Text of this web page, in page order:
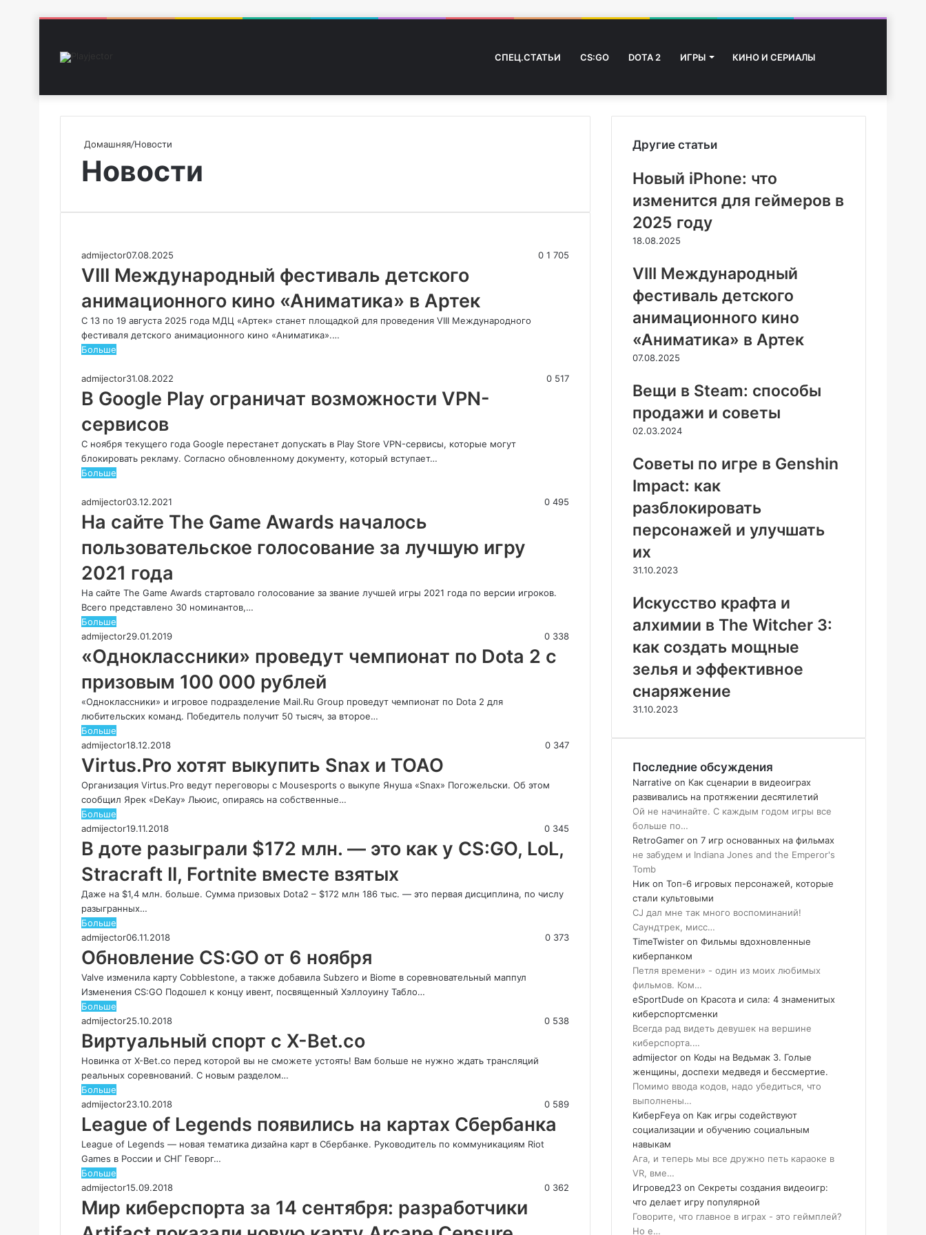
СПЕЦ.СТАТЬИ CS:GO DOTA 2 ИГРЫ КИНО И СЕРИАЛЫ
Домашняя/Новости
Новости
admijector07.08.2025 0 1 705
VIII Международный фестиваль детского
анимационного кино «Аниматика» в Артек
С 13 по 19 августа 2025 года МДЦ «Артек» станет площадкой для проведения VIII Международного
фестиваля детского анимационного кино «Аниматика».…
Больше
admijector31.08.2022 0 517
В Google Play ограничат возможности VPN-
сервисов
С ноября текущего года Google перестанет допускать в Play Store VPN-сервисы, которые могут
блокировать рекламу. Согласно обновленному документу, который вступает…
Больше
admijector03.12.2021 0 495
На сайте The Game Awards началось
пользовательское голосование за лучшую игру
2021 года
На сайте The Game Awards стартовало голосование за звание лучшей игры 2021 года по версии игроков.
Всего представлено 30 номинантов,…
Больше
admijector29.01.2019 0 338
«Одноклассники» проведут чемпионат по Dota 2 с
призовым 100 000 рублей
«Одноклассники» и игровое подразделение Mail.Ru Group проведут чемпионат по Dota 2 для
любительских команд. Победитель получит 50 тысяч, за второе…
Больше
admijector18.12.2018 0 347
Virtus.Pro хотят выкупить Snax и TOAO
Организация Virtus.Pro ведут переговоры с Mousesports о выкупе Януша «Snax» Погожельски. Об этом
сообщил Ярек «DeKay» Льюис, опираясь на собственные…
Больше
admijector19.11.2018 0 345
В доте разыграли $172 млн. — это как у CS:GO, LoL,
Stracraft II, Fortnite вместе взятых
Даже на $1,4 млн. больше. Сумма призовых Dota2 – $172 млн 186 тыс. — это первая дисциплина, по числу
разыгранных…
Больше
admijector06.11.2018 0 373
Обновление CS:GO от 6 ноября
Valve изменила карту Cobblestone, а также добавила Subzero и Biome в соревновательный маппул
Изменения CS:GO Подошел к концу ивент, посвященный Хэллоуину Табло…
Больше
admijector25.10.2018 0 538
Виртуальный спорт с X-Bet.co
Новинка от X-Bet.co перед которой вы не сможете устоять! Вам больше не нужно ждать трансляций
реальных соревнований. С новым разделом…
Больше
admijector23.10.2018 0 589
League of Legends появились на картах Сбербанка
League of Legends — новая тематика дизайна карт в Сбербанке. Руководитель по коммуникациям Riot
Games в России и СНГ Геворг…
Больше
admijector15.09.2018 0 362
Мир киберспорта за 14 сентября: разработчики
Другие статьи
Новый iPhone: что
изменится для геймеров в
2025 году
18.08.2025
VIII Международный
фестиваль детского
анимационного кино
«Аниматика» в Артек
07.08.2025
Вещи в Steam: способы
продажи и советы
02.03.2024
Советы по игре в Genshin
Impact: как
разблокировать
персонажей и улучшать
их
31.10.2023
Искусство крафта и
алхимии в The Witcher 3:
как создать мощные
зелья и эффективное
снаряжение
31.10.2023
Последние обсуждения
Narrative on Как сценарии в видеоиграх
развивались на протяжении десятилетий
Ой не начинайте. С каждым годом игры все
больше по…
RetroGamer on 7 игр основанных на фильмах
не забудем и Indiana Jones and the Emperor's
Tomb
Ник on Топ-6 игровых персонажей, которые
стали культовыми
CJ дал мне так много воспоминаний!
Саундтрек, мисс…
TimeTwister on Фильмы вдохновленные
киберпанком
Петля времени» - один из моих любимых
фильмов. Ком…
eSportDude on Красота и сила: 4 знаменитых
киберспортсменки
Всегда рад видеть девушек на вершине
киберспорта.…
admijector on Коды на Ведьмак 3. Голые
женщины, доспехи медведя и бессмертие.
Помимо ввода кодов, надо убедиться, что
выполнены…
КиберFeya on Как игры содействуют
социализации и обучению социальным
навыкам
Ага, и теперь мы все дружно петь караоке в
VR, вме…
Игровед23 on Секреты создания видеоигр:
что делает игру популярной
Говорите, что главное в играх - это геймплей?
Но е…